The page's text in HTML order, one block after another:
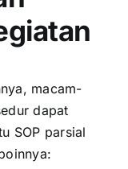
macam-
dapat
SOP parsial